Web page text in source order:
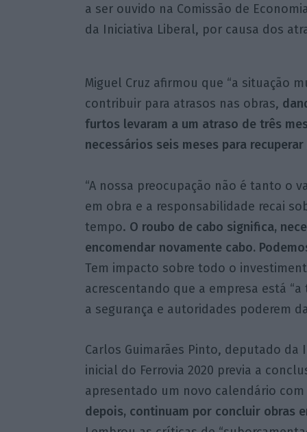
a ser ouvido na Comissão de
da Iniciativa Liberal, por causa dos
Miguel Cruz afirmou que “a situação
contribuir para atrasos nas obras,
furtos levaram a um atraso de três
necessários seis meses para
“A nossa preocupação não é tanto o
em obra e a responsabilidade recai
tempo. O roubo de cabo significa,
encomendar novamente cabo.
Tem impacto sobre todo o
acrescentando que a empresa está
a segurança e autoridades poderem
Carlos Guimarães Pinto, deputado
inicial do Ferrovia 2020 previa a
apresentado um novo calendário
depois, continuam por concluir obras